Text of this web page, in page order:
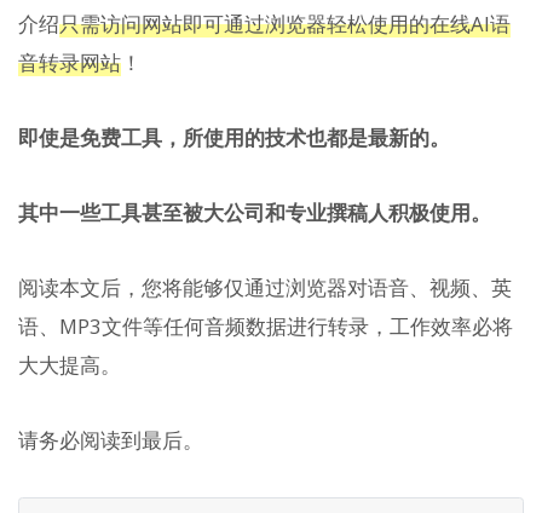
介绍只需访问网站即可通过浏览器轻松使用的在线AI语
音转录网站 ！
即使是免费工具，所使用的技术也都是最新的。
其中一些工具甚至被大公司和专业撰稿人积极使用。
阅读本文后，您将能够仅通过浏览器对语音、视频、英
语、MP3文件等任何音频数据进行转录，工作效率必将
大大提高。
请务必阅读到最后。